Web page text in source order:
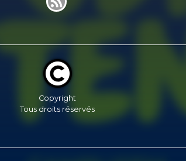
Copyright
Tous droits réservés